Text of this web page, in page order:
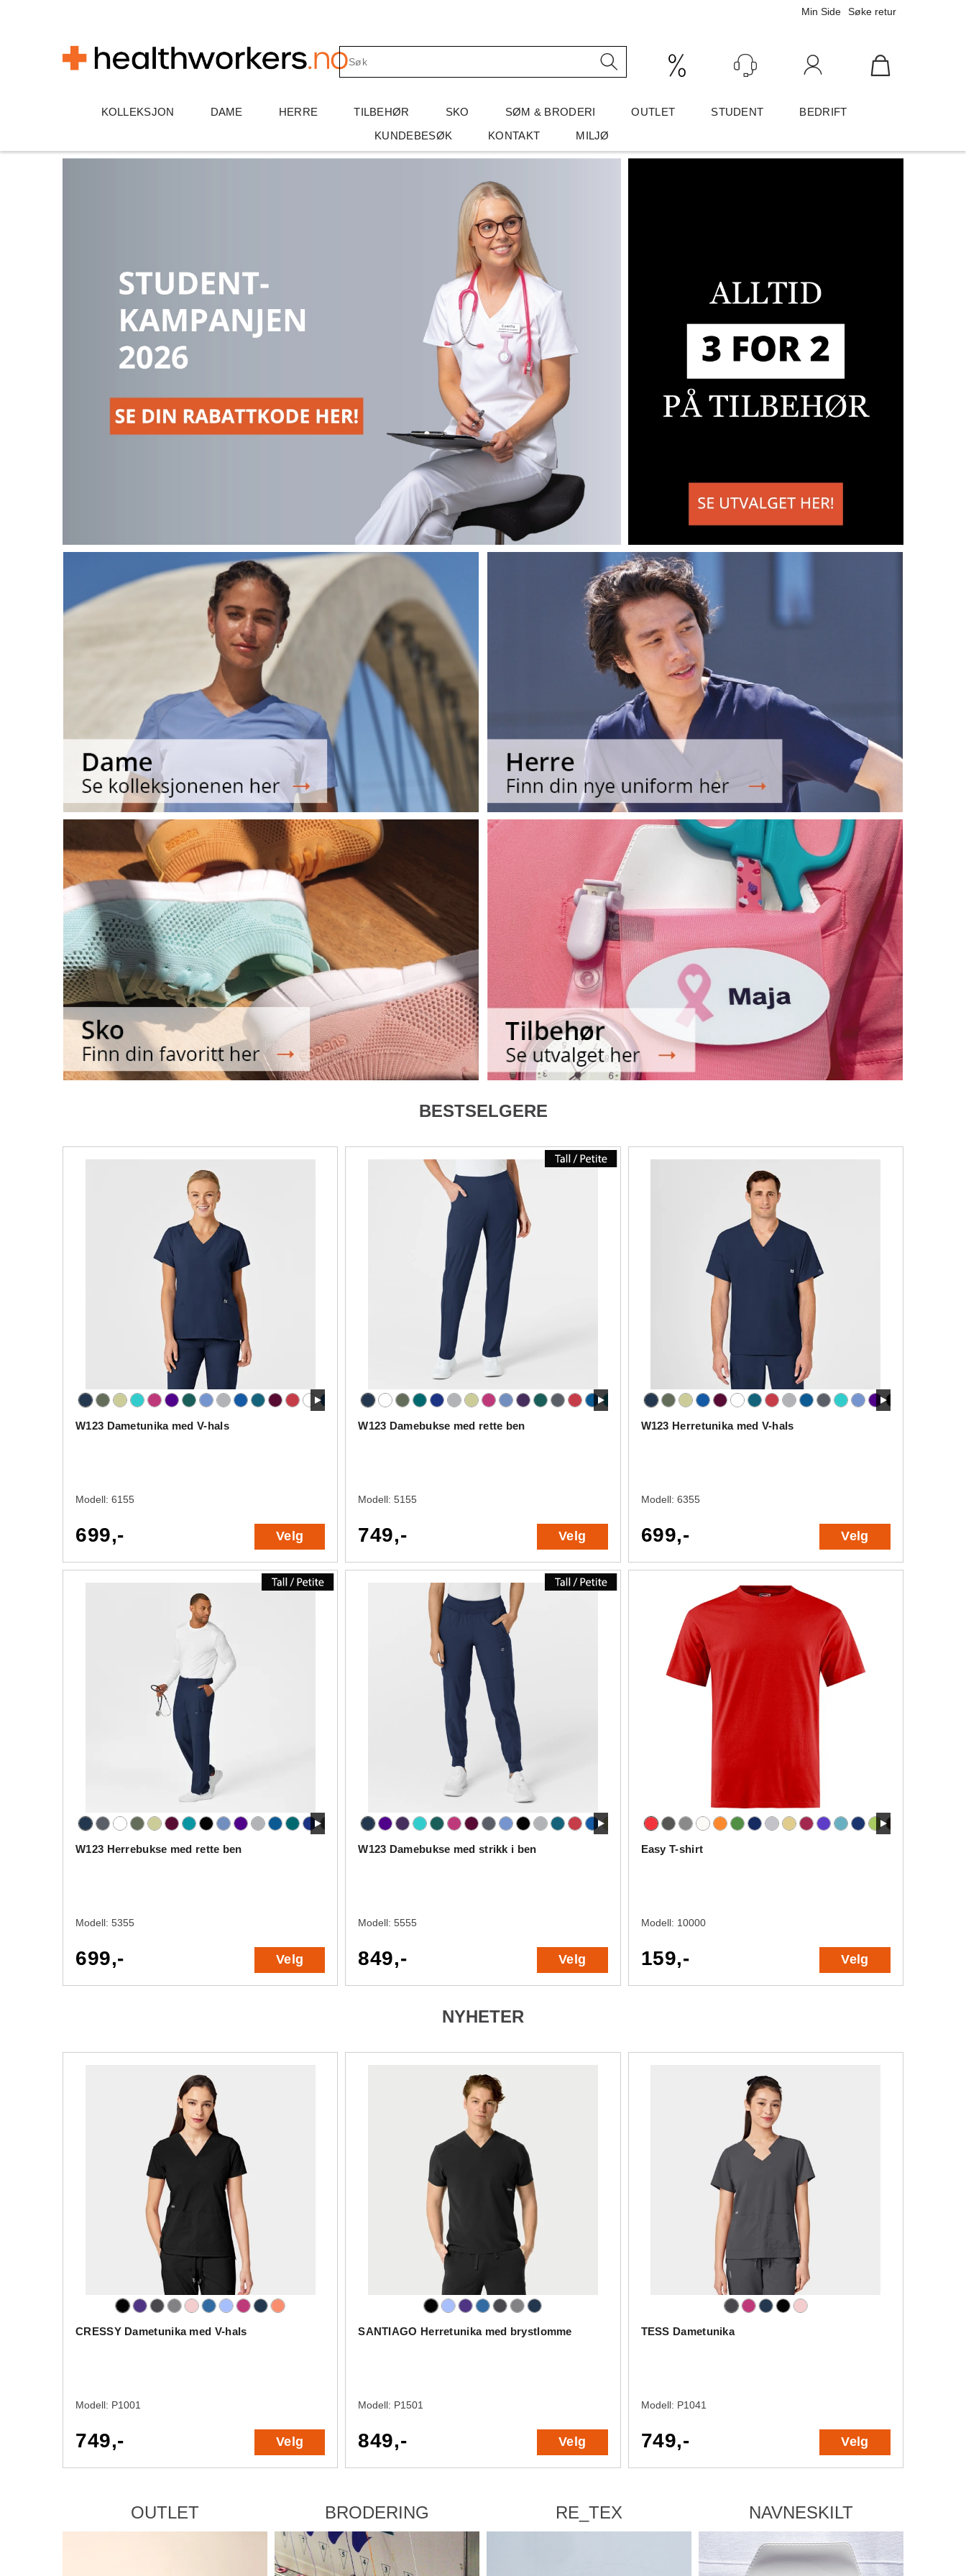
Søke retur
Min Side
KOLLEKSJON DAME HERRE TILBEHØR SKO SØM & BRODERI OUTLET STUDENT
BEDRIFT
KUNDEBESØK
KONTAKT MILJØ
BESTSELGERE
W123 Dametunika med V-hals
Modell: 6155
699,- Velg
W123 Damebukse med rette ben
Modell:5155
749,- Velg
W123 Herretunika med V-hals
Modell: 6355
699,- Velg
W123 Herrebukse med rette ben
Modell: 5355
699,- Velg
W123 Damebukse med strikk i ben
Modell:5555
849,- Velg
Easy T-shirt
Modell: 10000
159,- Velg
NYHETER
CRESSY Dametunika med V-hals
Modell: P1001
749,- Velg
SANTIAGO Herretunika med brystlomme
Modell: P1501
849,- Velg
TESS Dametunika
Modell: P1041
749,- Velg
OUTLET BRODERING RE_TEX NAVNESKILT